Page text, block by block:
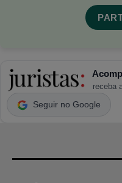
receba
Seguir no Google